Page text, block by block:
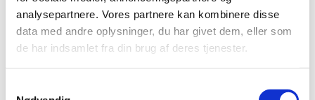
analysepartnere. Vores partnere kan kombinere disse
data med andre oplysninger, du har givet dem, eller som
de har indsamlet fra din brug af deres tjenester.
Find vores priser
Online Booking